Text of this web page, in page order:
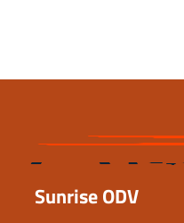
Sunrise ODV